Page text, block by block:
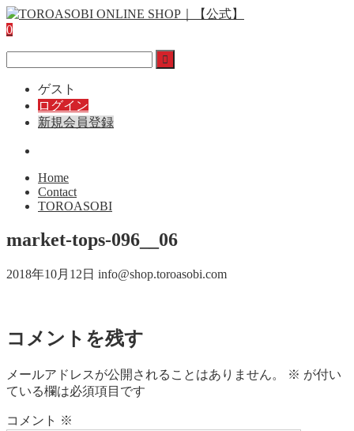
0
ゲスト
ログイン
新規会員登録
Home
Contact
TOROASOBI
market-tops-096__06
2018年10月12日 info@shop.toroasobi.com
コメントを残す
メールアドレスが公開されることはありません。 ※ が付い
ている欄は必須項目です
コメント ※